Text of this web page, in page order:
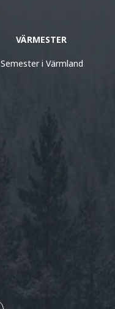
VÄRMESTER
Semester i Värmland